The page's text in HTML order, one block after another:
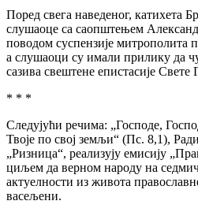
Поред свега наведеног, катихета
слушаоце са саопштењем
поводом суспензије митрополита
а слушаоци су имали прилику да
сазива свештене епистасије Свете
* * *
Следујући речима: „Господе,
Твоје по свој земљи“ (Пс. 8,1),
„Ризница“, реализују емисију
циљем да верном народу на
актуелности из живота
васељени.